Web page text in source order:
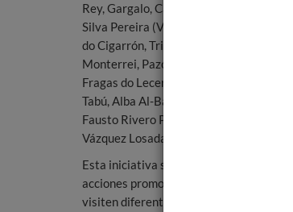
Rey, Gargalo, Castro de Lobarzán, José
Silva Pereira (Vinos Lara), Crego e
do Cigarrón, Triay Adegas de Oímbra,
Monterrei, Pazo Blanco Núñez (Tapias
Fragas do Lecer, Manuel Guerra Justo
Tabú, Alba Al-Bar (Daniel Fernández),
Fausto Rivero Pardo (Quinta Soutullo) y
Vázquez Losada.
Esta iniciativa se encuentra dentro del
acciones promocionales realizadas por
visiten diferentes ciudades del país.